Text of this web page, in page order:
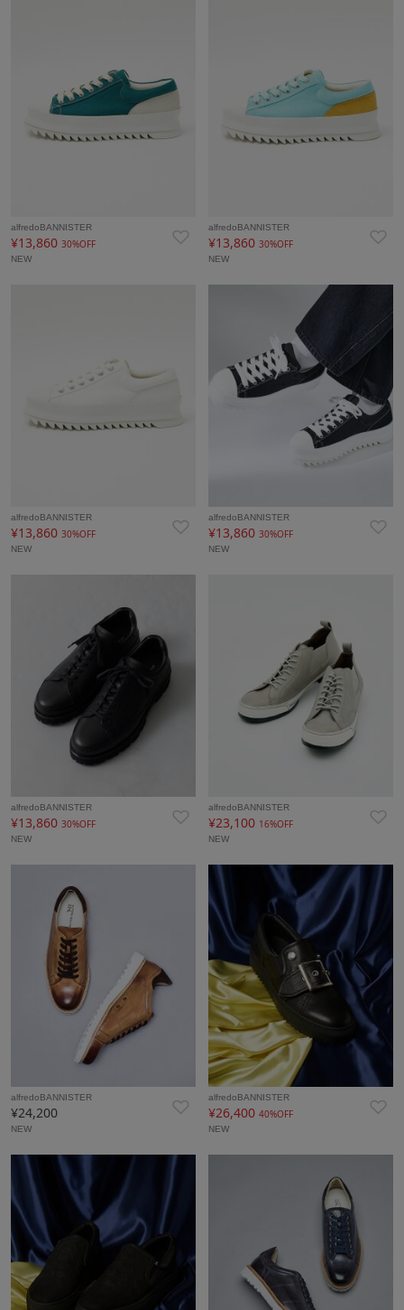
alfredoBANNISTER
¥13,860 30%OFF
NEW
alfredoBANNISTER
¥13,86030%OFF
NEW
alfredoBANNISTER
¥13,860 30%OFF
NEW
alfredoBANNISTER
¥13,86030%OFF
NEW
alfredoBANNISTER
¥13,860 30%OFF
NEW
alfredoBANNISTER
¥23,100 16%OFF
NEW
alfredoBANNISTER
¥24,200
NEW
alfredoBANNISTER
¥26,40040%OFF
NEW